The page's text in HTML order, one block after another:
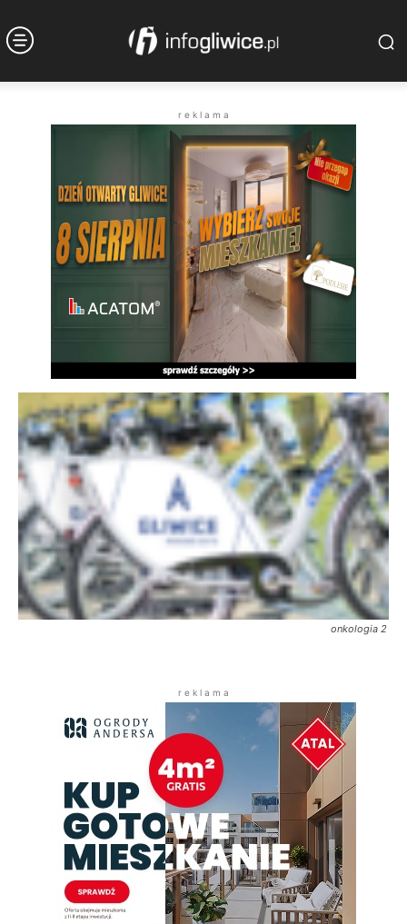
r e k l a m a
onkologia 2
r e k l a m a